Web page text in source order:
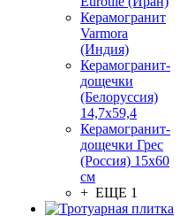
Керамогранит
Varmora
(Индия)
Керамогранит-
дощечки
(Белоруссия)
14,7x59,4
Керамогранит-
дощечки Грес
(Россия) 15х60
см
+ ЕЩЕ 1